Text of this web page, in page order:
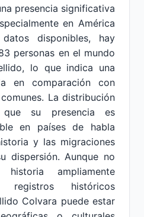
presencia significativa
en América
disponibles, hay
personas en el mundo
lo que indica una
en comparación con
La distribución
que su presencia es
en países de habla
y las migraciones
dispersión. Aunque no
ampliamente
registros históricos
Colvara puede estar